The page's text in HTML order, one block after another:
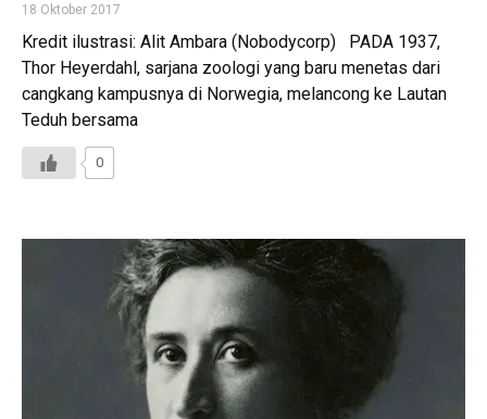
18 Oktober 2017
Kredit ilustrasi: Alit Ambara (Nobodycorp) PADA 1937,
Thor Heyerdahl, sarjana zoologi yang baru menetas dari
cangkang kampusnya di Norwegia, melancong ke Lautan
Teduh bersama
0